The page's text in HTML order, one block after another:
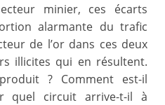
minier, ces écarts
alarmante du trafic
de l’or dans ces deux
illicites qui en résultent.
? Comment est-il
quel circuit arrive-t-il à